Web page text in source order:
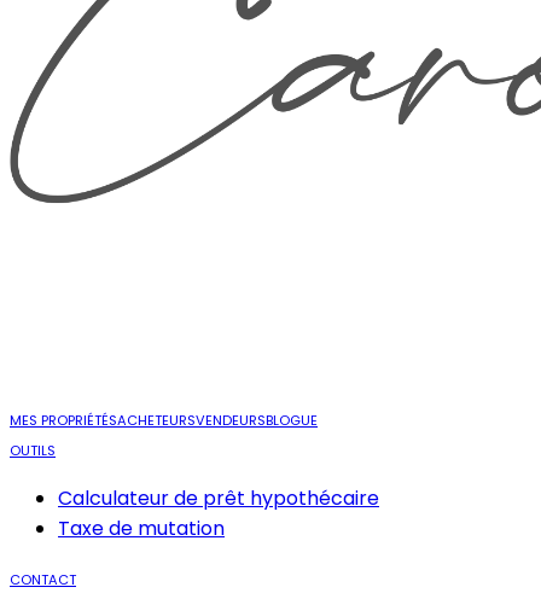
MES PROPRIÉTÉSACHETEURSVENDEURSBLOGUE
OUTILS
Calculateur de prêt hypothécaire
Taxe de mutation
CONTACT